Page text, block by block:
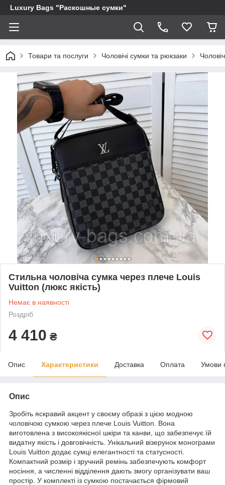
Luxury Bags "Раскошные сумки"
Товари та послуги Чоловічі сумки та рюкзаки
Стильна чоловіча сумка через плече Louis
Vuitton (люкс якість)
Немає в наявності
Роздріб
4 410 ₴
Опис Характеристики Доставка Оплата Умови
Опис
Зробіть яскравий акцент у своєму образі з цією модною
чоловічою сумкою через плече Louis Vuitton. Вона
виготовлена з високоякісної шкіри та канви, що забезпечує їй
видатну якість і довговічність. Унікальний візерунок монограми
Louis Vuitton додає сумці елегантності та статусності.
Компактний розмір і зручний ремінь забезпечують комфорт
носіння, а численні відділення дають змогу організувати ваш
простір. У комплекті із сумкою постачається фірмовий